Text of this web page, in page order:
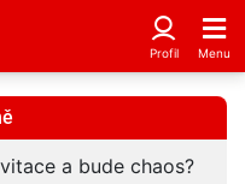
a bude chaos?